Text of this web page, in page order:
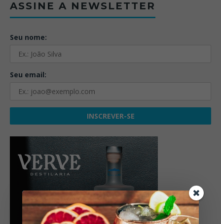
ASSINE A NEWSLETTER
Seu nome:
Seu email: